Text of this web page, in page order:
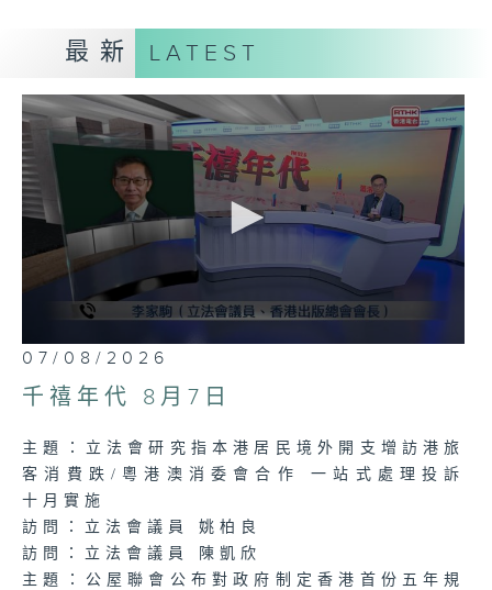
聲音更立體 意見更多元
熱線號碼: 1872311
最新 LATEST
0
seconds
of
1
20
minutes,
13
seconds
07/08/2026
千禧年代 8月7日
主題：立法會研究指本港居民境外開支增訪港旅
客消費跌/粵港澳消委會合作 一站式處理投訴
十月實施
訪問：立法會議員 姚柏良
訪問：立法會議員 陳凱欣
主題：公屋聯會公布對政府制定香港首份五年規